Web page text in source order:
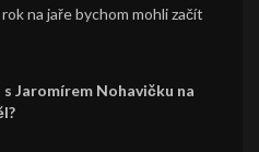
na jaře bychom mohli začít
s Jaromírem Nohavičku na